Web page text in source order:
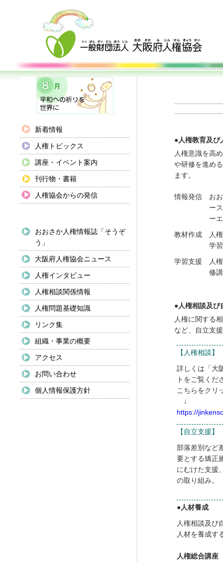
新着情報
人権トピックス
講座・イベント案内
刊行物・書籍
人権協会からの発信
おおさか人権情報誌「そうぞ
う」
大阪府人権協会ニュース
人権インタビュー
人権相談関係情報
人権問題基礎知識
リンク集
組織・事業の概要
アクセス
お問い合わせ
個人情報保護方針
●人権教育及び
人権意識を高
や研修を進め
ます。
情報発信
お
ー
ー
教材作成
人
学
学習支援
人
修
●人権相談及び
人権に関する
など、自立支
【人権相談】
詳しくは「大
トをご覧くだ
こちらをクリ
↓
https://
【自立支援】
部落差別など
要とする矯正
にむけた支援
の取り組み。
●人材養成
人権相談及び
人材を養成す
人権総合講座